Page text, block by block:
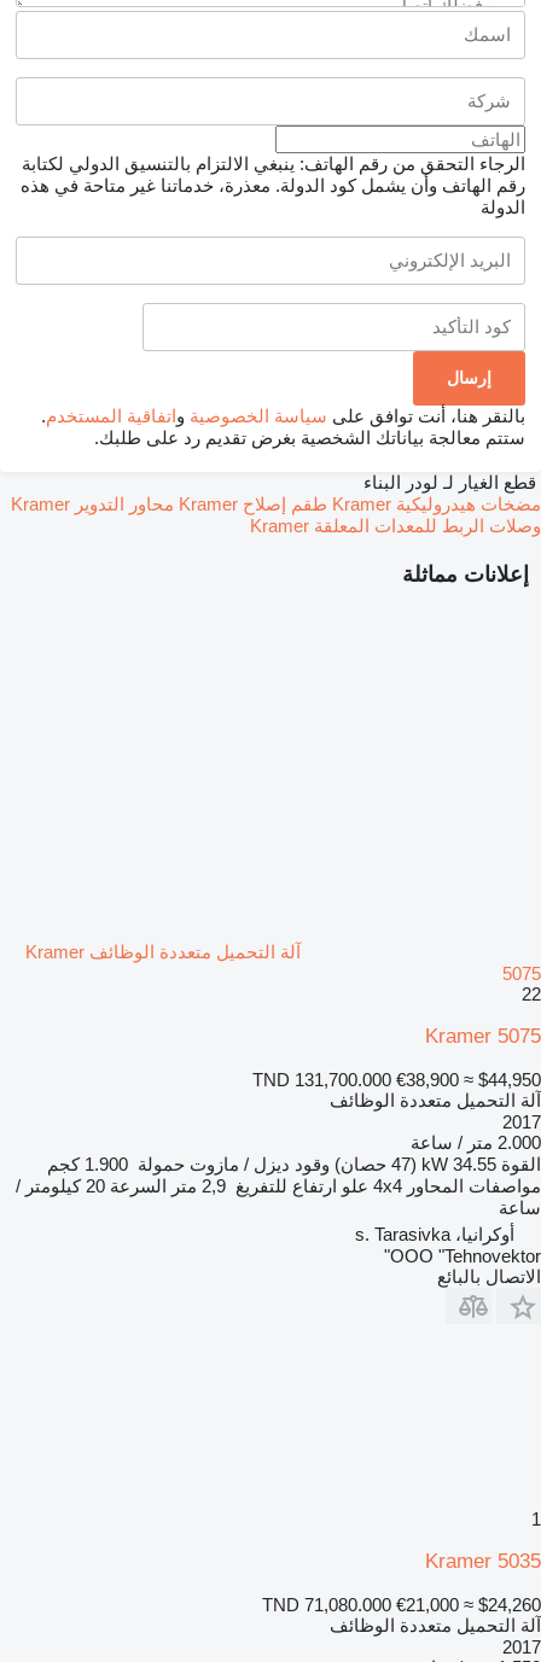
الرجاء التحقق من رقم الهاتف: ينبغي الالتزام بالتنسيق الدولي لكتابة
رقم الهاتف وأن يشمل كود الدولة. معذرة، خدماتنا غير متاحة في هذه
الدولة
بالنقر هنا، أنت توافق على سياسة الخصوصية واتفاقية المستخدم.
ستتم معالجة بياناتك الشخصية بغرض تقديم رد على طلبك.
إعلانات مماثلة
آلة التحميل متعددة الوظائف Kramer
5075
22
Kramer 5075
TND 131,700.000 €38,900 ≈ $44,950
آلة التحميل متعددة الوظائف
2017
2.000 متر / ساعة
القوة 34.55 kW (47 حصان) وقود ديزل / مازوت حمولة 1.900 كجم
مواصفات المحاور 4x4 علو ارتفاع للتفريغ 2,9 متر السرعة
20 كيلومتر /
ساعة
أوكرانيا، s. Tarasivka
OOO "Tehnovektor"
الاتصال بالبائع
1
Kramer 5035
TND 71,080.000 €21,000 ≈ $24,260
آلة التحميل متعددة الوظائف
2017
قطع الغيار لـ لودر البناء
مضخات هيدروليكية Kramer
طقم إصلاح Kramer
محاور التدوير Kramer
وصلات الربط للمعدات المعلقة Kramer